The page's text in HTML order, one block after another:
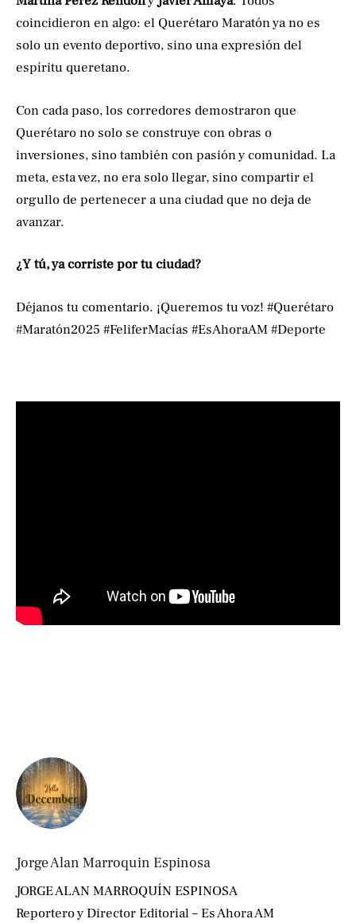
coincidieron en algo: el Querétaro Maratón ya no es
solo un evento deportivo, sino una expresión del
espíritu queretano.
Con cada paso, los corredores demostraron que
Querétaro no solo se construye con obras o
inversiones, sino también con pasión y comunidad. La
meta, esta vez, no era solo llegar, sino compartir el
orgullo de pertenecer a una ciudad que no deja de
avanzar.
¿Y tú, ya corriste por tu ciudad?
Déjanos tu comentario. ¡Queremos tu voz! #Querétaro
#Maratón2025 #FeliferMacías #EsAhoraAM #Deporte
Jorge Alan Marroquin Espinosa
JORGE ALAN MARROQUÍN ESPINOSA
Reportero y Director Editorial – Es Ahora AM